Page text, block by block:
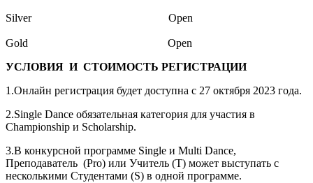
Silver Open
Gold Open
УСЛОВИЯ И СТОИМОСТЬ РЕГИСТРАЦИИ
1.Онлайн регистрация будет доступна с 27 октября 2023 года.
2.Single Dance обязательная категория для участия в
Championship и Scholarship.
3.В конкурсной программе Single и Multi Dance,
Преподаватель (Pro) или Учитель (T) может выступать с
несколькими Студентами (S) в одной программе.